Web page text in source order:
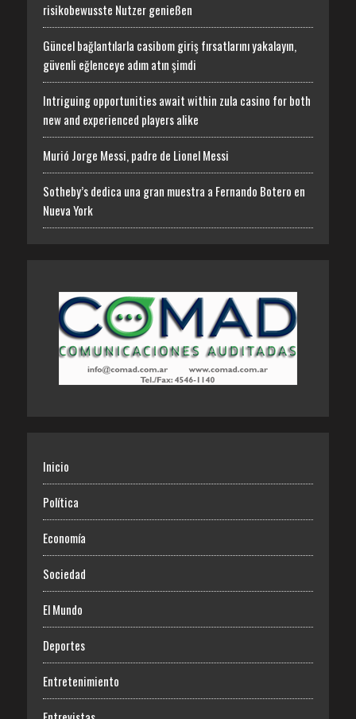
risikobewusste Nutzer genießen
Güncel bağlantılarla casibom giriş fırsatlarını yakalayın,
güvenli eğlenceye adım atın şimdi
Intriguing opportunities await within zula casino for both
new and experienced players alike
Murió Jorge Messi, padre de Lionel Messi
Sotheby’s dedica una gran muestra a Fernando Botero en
Nueva York
Inicio
Política
Economía
Sociedad
El Mundo
Deportes
Entretenimiento